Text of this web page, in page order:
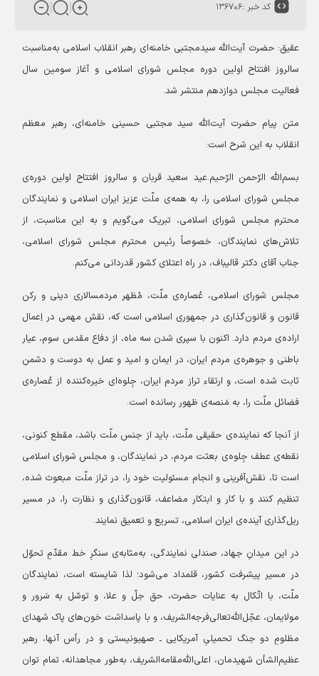
کد خبر :۱۳۶۷۰۶
عقیق: حضرت آیت‌الله سیدمجتبی خامنه‌ای رهبر انقلاب اسلامی به‌مناسبت
سالروز افتتاح اولین دوره مجلس شورای اسلامی و آغاز سومین سال
فعالیت مجلس دوازدهم منتشر شد.
متن پیام حضرت آیت‌الله سید مجتبی حسینی خامنه‌ای، رهبر معظم
انقلاب به این شرح است:
بسم‌الله الرّحمن الرّحیم.عید سعید قربان و سالروز افتتاح اولین دوره‌ی
مجلس شورای اسلامی را، به همه‌ی ملّت عزیز ایران اسلامی و نمایندگان
محترم مجلس شورای اسلامی، تبریک می‌گویم و به این مناسبت، از
تلاش‌های نمایندگان، خصوصاً رئیس محترم مجلس شورای اسلامی،
جناب آقای دکتر قالیباف، در راه اعتلای کشور قدردانی می‌کنم.
مجلس شورای اسلامی، عُصاره‌ی ملّت، مُظهر مردمسالاری دینی و رکن
قانون و قانون‌گذاری در جمهوری اسلامی است که، نقش مهمی در اِعمال
اراده‌ی مردم دارد. اکنون با سپری شدن سه ماه، از دفاع مقدس سوم، عیار
باطنی و جوهره‌ی مردم ایران، در ایمان و امید و عمل به دوست و دشمن
ثابت شده است، و ارتقاء تراز مردم ایران، جِلوه‌ای خیره‌کننده از عُصاره‌ی
فضائل ملّت را، به مَنصه‌ی ظهور رسانده است.
از آنجا که نماینده‌ی حقیقی ملّت، باید از جنس ملّت باشد، مقطع کنونی،
نقطه‌ی عطف جِلوه‌ی بعثت مردم، در نمایندگان، و مجلس شورای اسلامی
است تا، نقش‌آفرینی و انجام مسئولیت خود را، در تراز ملّت مبعوث شده،
تنظیم کنند و با کار و ابتکار مضاعف، قانون‌گذاری و نظارت را، در مسیر
ریل‌گذاری آینده‌ی ایران اسلامی، تسریع و تعمیق نمایند.
در این میدانِ جهاد، صندلی نمایندگی، به‌مثابه‌ی سنگرِ خط مقدّمِ تحوّل
در مسیر پیشرفت کشور، قلمداد می‌شود؛ لذا شایسته است، نمایندگان
ملّت، با اتّکال به عنایات حضرت، حق جلّ و علا، و توسّل به سَرور و
مولایمان، عجّل‌الله‌تعالی‌فرجه‌الشریف، و با پاسداشت خون‌های پاک شهدای
مظلومِ دو جنگ تحمیلیِ آمریکایی ـ صهیونیستی و در رأس آنها، رهبر
عظیم‌الشأن شهیدمان، اعلی‌الله‌مقامه‌الشریف، به‌طور مجاهدانه، تمام توان